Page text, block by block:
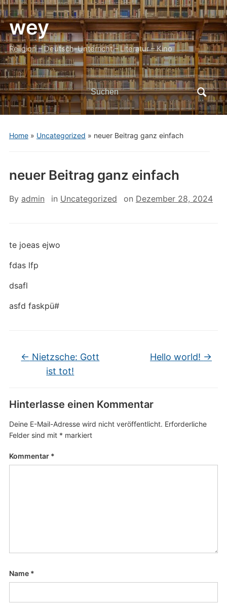
wey
Religion – Deutsch-Unterricht – Literatur – Kino
Search
for:
Home» Uncategorized » neuer Beitrag ganz einfach
neuer Beitrag ganz einfach
By admin in Uncategorized on Dezember 28, 2024
te joeas ejwo
fdas lfp
dsafl
asfd faskpü#
← Nietzsche: Gott
ist tot!
Hello world! →
Hinterlasse einen Kommentar
Deine E-Mail-Adresse wird nicht veröffentlicht. Erforderliche
Felder sind mit * markiert
Kommentar *
Name *